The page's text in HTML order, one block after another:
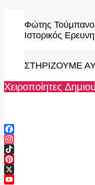
content
Φώτης
Ιστορικός
ΣΤΗΡΙΖΟΥΜΕ
Χειροποίητες
Facebook
Instagram
TikTok
Pinterest
X